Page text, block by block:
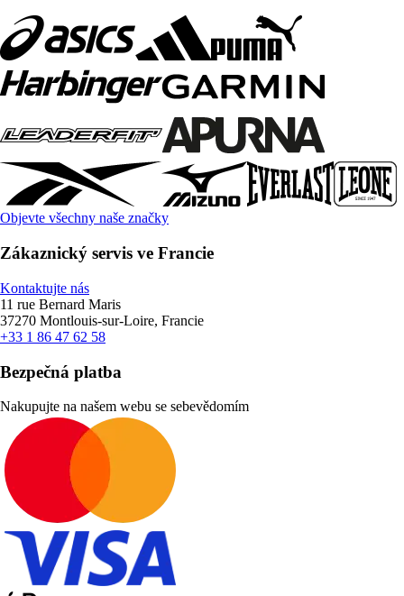
Objevte všechny naše značky
Zákaznický servis ve Francie
Kontaktujte nás
11 rue Bernard Maris
37270 Montlouis-sur-Loire, Francie
+33 1 86 47 62 58
Bezpečná platba
Nakupujte na našem webu se sebevědomím